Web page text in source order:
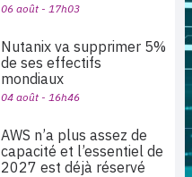
06 août - 17h03
Nutanix va supprimer 5%
de ses effectifs
mondiaux
04 août - 16h46
AWS n’a plus assez de
capacité et l’essentiel de
2027 est déjà réservé